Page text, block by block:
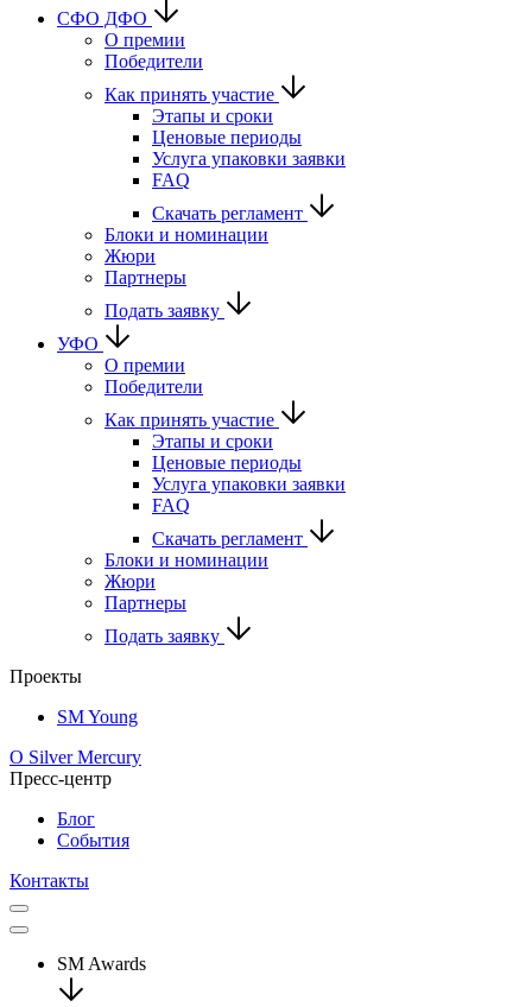
CФО ДФО
О премии
Победители
Как принять участие
Этапы и сроки
Ценовые периоды
Услуга упаковки заявки
FAQ
Скачать регламент
Блоки и номинации
Жюри
Партнеры
Подать заявку
УФО
О премии
Победители
Как принять участие
Этапы и сроки
Ценовые периоды
Услуга упаковки заявки
FAQ
Скачать регламент
Блоки и номинации
Жюри
Партнеры
Подать заявку
Проекты
SM Young
О Silver Mercury
Пресс-центр
Блог
События
Контакты
SM Awards